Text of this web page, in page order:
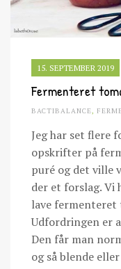
15. SEPTEMBER 2019
Fermenteret
BACTIBALANCE,
Jeg har set flere
opskrifter på
puré og det ville
der et forslag. Vi
lave fermenteret
Udfordringen er
Den får man
og så blende